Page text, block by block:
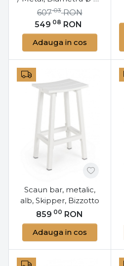
cm, Negru,
LBC026B02
549 08 RON
60703 RON
Adauga in cos
Scaun bar, metalic,
alb, Skipper, Bizzotto
859 00 RON
Adauga in cos